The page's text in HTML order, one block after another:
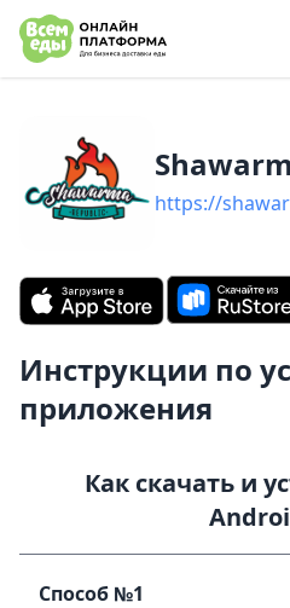
https://
Инструкции по
приложения
Как скачать и установить на
Способ №1
menu